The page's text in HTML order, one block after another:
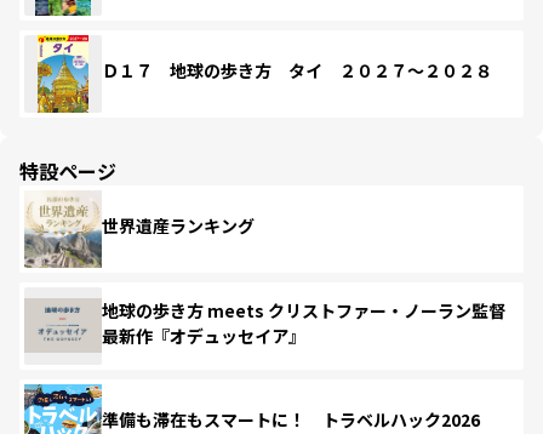
Ｄ１７ 地球の歩き方 タイ ２０２７～２０２８
特設ページ
世界遺産ランキング
地球の歩き方 meets クリストファー・ノーラン監督
最新作『オデュッセイア』
準備も滞在もスマートに！ トラベルハック2026